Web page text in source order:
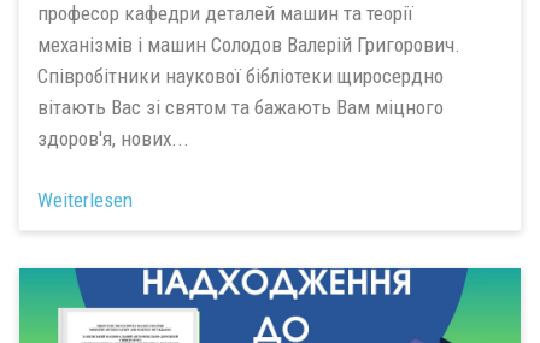
професор кафедри деталей машин та теорії
механізмів і машин Солодов Валерій Григорович.
Співробітники наукової бібліотеки щиросердно
вітають Вас зі святом та бажають Вам міцного
здоров'я, нових...
Weiterlesen